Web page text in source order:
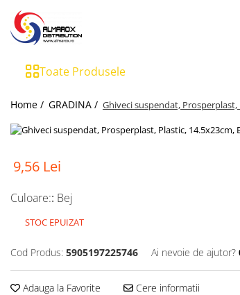
Toate Produsele
Mingi Fotbal Adidas FIFA World Cup
Sporturi de iarna
Aparat de facut Bulgari
Bob-uri Derdelus
Disc-uri Derdelus
Planse Derdelus
Jucarii interior
Jucarii exterior
Toate Produsele
Home / GRADINA / Ghiveci suspendat, Prosperplast,
9,56 Lei
Culoare:: Bej
STOC EPUIZAT
Cod Produs: 5905197225746 Ai nevoie de ajutor?
Adauga la Favorite Cere informatii